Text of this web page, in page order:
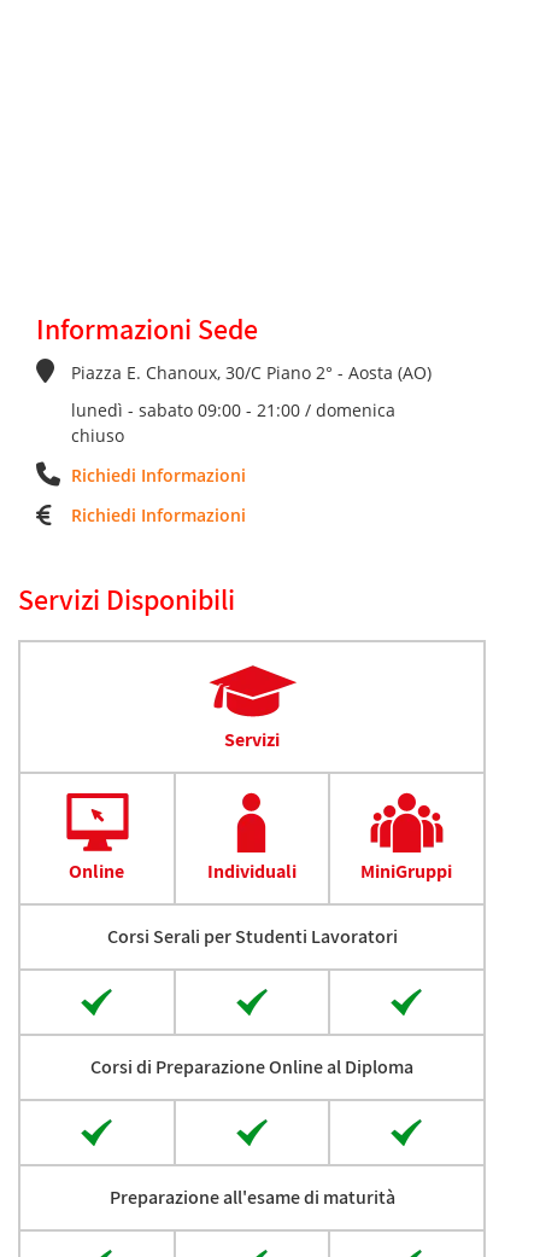
Informazioni Sede
Piazza E. Chanoux, 30/C Piano 2° - Aosta (AO)
lunedì - sabato 09:00 - 21:00 / domenica
chiuso
Richiedi Informazioni
Richiedi Informazioni
Servizi Disponibili
Servizi
Online Individuali MiniGruppi
Corsi Serali per Studenti Lavoratori
Corsi di Preparazione Online al Diploma
Preparazione all'esame di maturità